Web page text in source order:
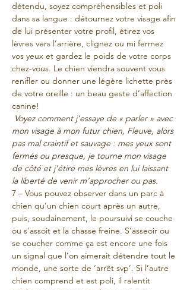
détendu, soyez compréhensibles et poli
dans sa langue : détournez votre visage afin
de lui présenter votre profil, étirez vos
lèvres vers l’arrière, clignez ou mi fermez
vos yeux et gardez le poids de votre corps
chez-vous. Le chien viendra souvent vous
renifler ou donner une légère lichette près
de votre oreille : un beau geste d’affection
canine!
Voyez comment j’essaye de « parler » avec
mon visage à mon futur chien, Fleuve, alors
pas mal craintif et sauvage : mes yeux sont
fermés ou presque, je tourne mon visage
de côté et j’étire mes lèvres en lui laissant
la liberté de venir m’approcher ou pas.
7 – Vous pouvez observer dans un parc à
chien qu’un chien court après un autre,
puis, soudainement, le poursuivi se couche
ou s’assoit et la chasse freine. S’asseoir ou
se coucher comme ça est encore une fois
un signal que l’on aimerait détendre tout le
monde, une sorte de ‘arrêt svp’. Si l’autre
chien comprend et est poli, il ralentit